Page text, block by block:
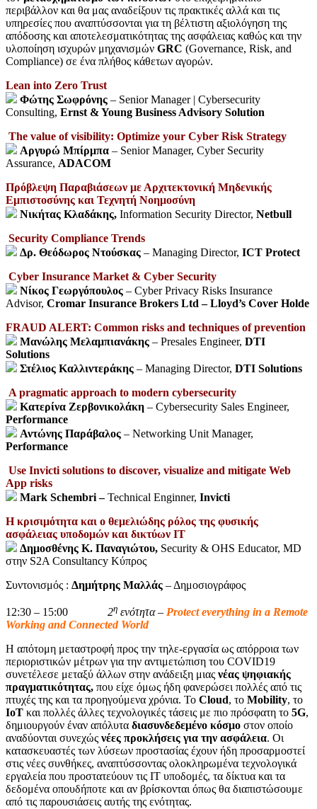
περιβάλλον και θα μας αναδείξουν τις πρακτικές αλλά και τις
υπηρεσίες που αναπτύσσονται για τη βέλτιστη αξιολόγηση της
απόδοσης και αποτελεσματικότητας της ασφάλειας καθώς και την
υλοποίηση ισχυρών μηχανισμών GRC (Governance, Risk, and
Compliance) σε ένα πλήθος κάθετων αγορών.
Lean into Zero Trust
Φώτης Σωφρόνης – Senior Manager | Cybersecurity
Consulting, Ernst & Young Business Advisory Solution
The value of visibility: Optimize your Cyber Risk Strategy
Αργυρώ Μπίρμπα – Senior Manager, Cyber Security
Assurance, ADACOM
Πρόβλεψη Παραβιάσεων με Αρχιτεκτονική Μηδενικής
Εμπιστοσύνης και Τεχνητή Νοημοσύνη
Νικήτας Κλαδάκης, Information Security Director, Netbull
Security Compliance Trends
Δρ. Θεόδωρος Ντούσκας – Managing Director, ICT Protect
Cyber Insurance Market & Cyber Security
Νίκος Γεωργόπουλος – Cyber Privacy Risks Insurance
Advisor, Cromar Insurance Brokers Ltd – Lloyd’s Cover Holde
FRAUD ALERT: Common risks and techniques of prevention
Μανώλης Μελαμπιανάκης – Presales Engineer, DTI
Solutions
Στέλιος Καλλιντεράκης – Managing Director, DTI Solutions
A pragmatic approach to modern cybersecurity
Κατερίνα Ζερβονικολάκη – Cybersecurity Sales Engineer,
Performance
Αντώνης Παράβαλος – Networking Unit Manager,
Performance
Use Invicti solutions to discover, visualize and mitigate Web
App risks
Mark Schembri –Technical Enginner, Invicti
Η κρισιμότητα και ο θεμελιώδης ρόλος της φυσικής
ασφάλειας υποδομών και δικτύων ΙΤ
Δημοσθένης Κ. Παναγιώτου, Security & OHS Educator, MD
στην S2A Consultancy Κύπρος
Συντονισμός : Δημήτρης Μαλλάς – Δημοσιογράφος
12:30 – 15:00 2η ενότητα– Protect everything in a Remote
Working and Connected World
H απότομη μεταστροφή προς την τηλε-εργασία ως απόρροια των
περιοριστικών μέτρων για την αντιμετώπιση του COVID19
συνετέλεσε μεταξύ άλλων στην ανάδειξη μιας νέας ψηφιακής
πραγματικότητας, που είχε όμως ήδη φανερώσει πολλές από τις
πτυχές της και τα προηγούμενα χρόνια. Το Cloud, το Mobility, το
ΙοΤ και πολλές άλλες τεχνολογικές τάσεις με πιο πρόσφατη το 5G,
δημιουργούν έναν απόλυτα διασυνδεδεμένο κόσμο στον οποίο
αναδύονται συνεχώς νέες προκλήσεις για την ασφάλεια. Οι
κατασκευαστές των λύσεων προστασίας έχουν ήδη προσαρμοστεί
στις νέες συνθήκες, αναπτύσσοντας ολοκληρωμένα τεχνολογικά
εργαλεία που προστατεύουν τις ΙΤ υποδομές, τα δίκτυα και τα
δεδομένα οπουδήποτε και αν βρίσκονται όπως θα διαπιστώσουμε
από τις παρουσιάσεις αυτής της ενότητας.